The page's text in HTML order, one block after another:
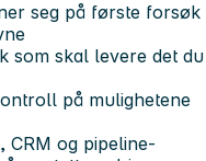
seg på første forsøk
som skal levere det du
på mulighetene
CRM og pipeline-